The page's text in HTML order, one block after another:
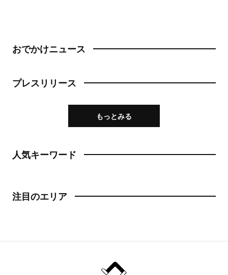
おでかけニュース
プレスリリース
もっとみる
人気キーワード
注目のエリア